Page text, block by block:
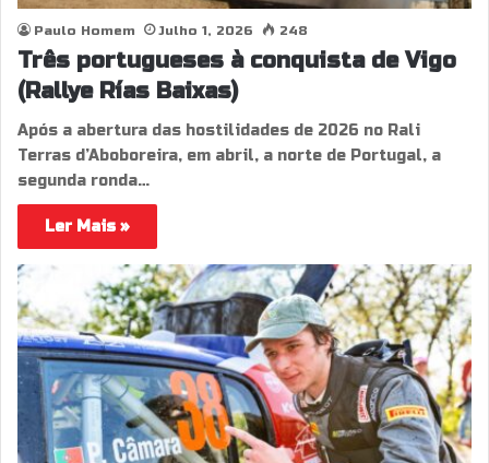
Paulo Homem Julho 1, 2026 248
Três portugueses à conquista de Vigo
(Rallye Rías Baixas)
Após a abertura das hostilidades de 2026 no Rali
Terras d’Aboboreira, em abril, a norte de Portugal, a
segunda ronda…
Ler Mais »